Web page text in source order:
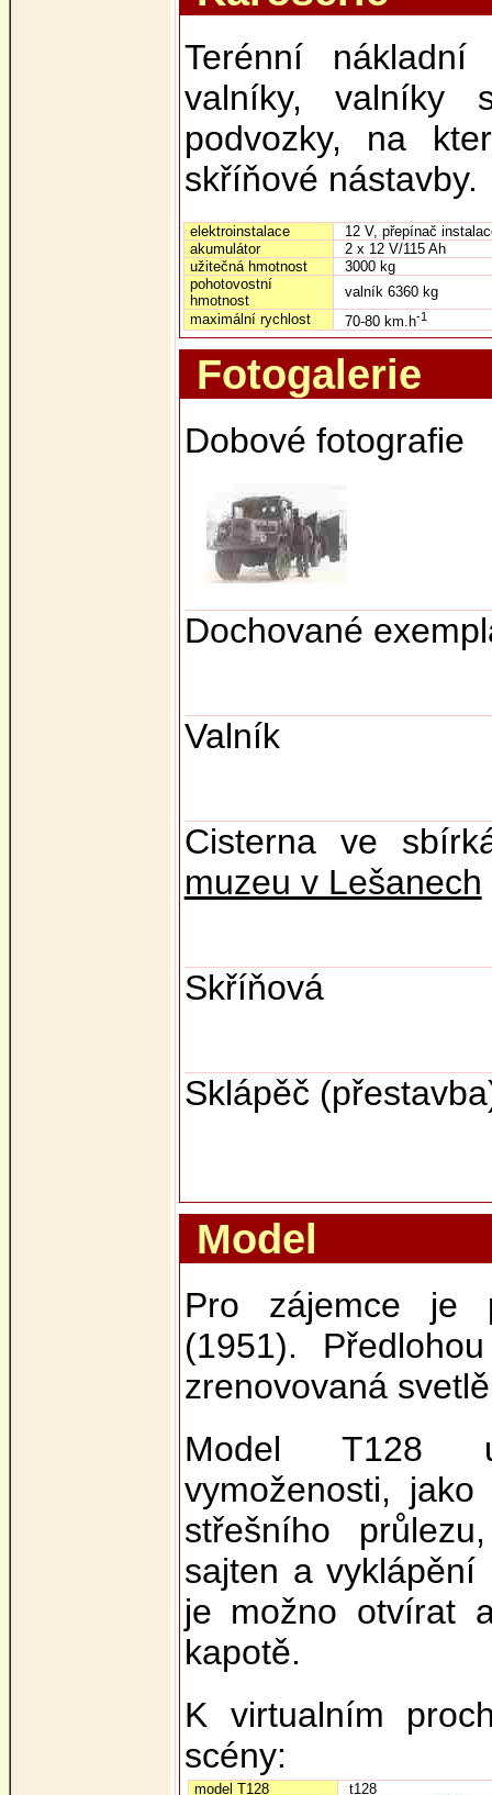
Terénní
valníky, valníky
podvozky, na
skříňové nástavby.
elektroinstalace
12 V, přepínač
akumulátor
2 x 12 V/115 Ah
užitečná hmotnost
3000 kg
pohotovostní
hmotnost
valník 6360 kg
maximální rychlost
70-80 km.h-1
Fotogalerie
Dobové fotografie
Dochované
Valník
Cisterna ve
muzeu v Lešanech
Skříňová
Sklápěč
Model
Pro zájemce je
(1951).
zrenovovaná
Model T128
vymoženosti,
střešního
sajten a vyklápění
je možno otvírat
kapotě.
K virtualním
scény:
model T128
t128